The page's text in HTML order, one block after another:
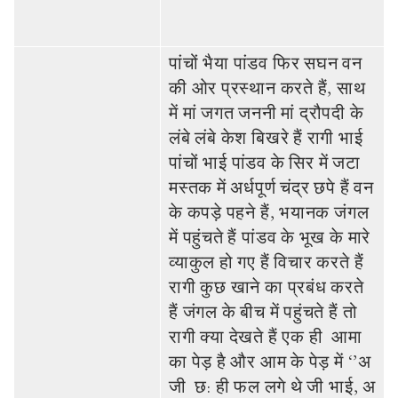
पांचों भैया पांडव फिर सघन वन
की ओर प्रस्‍थान करते हैं, साथ
में मां जगत जननी मां द्रौपदी के
लंबे लंबे केश बिखरे हैं रागी भाई
पांचों भाई पांडव के सि‍र में जटा
मस्‍तक में अर्धपूर्ण चंद्र छपे हैं वन
के कपड़े पहने हैं, भयानक जंगल
में पहुंचते हैं पांडव के भूख के मारे
व्‍याकुल हो गए हैं विचार करते हैं
रागी कुछ खाने का प्रबंध करते
हैं जंगल के बीच में पहुंचते हैं तो
रागी क्‍या देखते हैं एक ही आमा
का पेड़ है और आम के पेड़ में ‘’अ
जी छ: ही फल लगे थे जी भाई, अ